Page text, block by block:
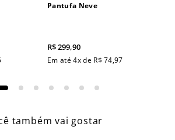
Pantufa Neve
R$299,90
Em até4x de R$ 74,97
também vai gostar